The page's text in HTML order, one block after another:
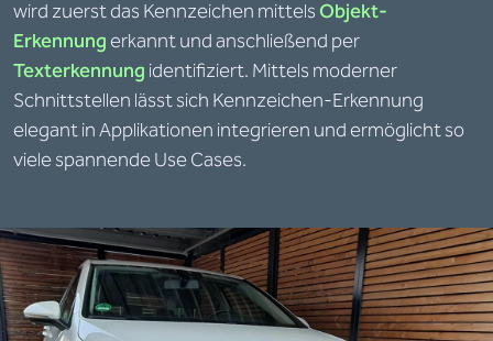
wird zuerst das Kennzeichen mittelsObjekt-
Erkennungerkannt und anschließend per
Texterkennungidentifiziert. Mittels moderner
Schnittstellen lässt sich Kennzeichen-Erkennung
elegant in Applikationen integrieren und ermöglicht so
viele spannende Use Cases.